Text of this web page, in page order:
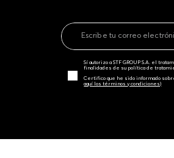
Sí autorizo a STF GROUP S.A. el
finalidades de su política de
Certifico que he sido informado
aquí los términos y condiciones)